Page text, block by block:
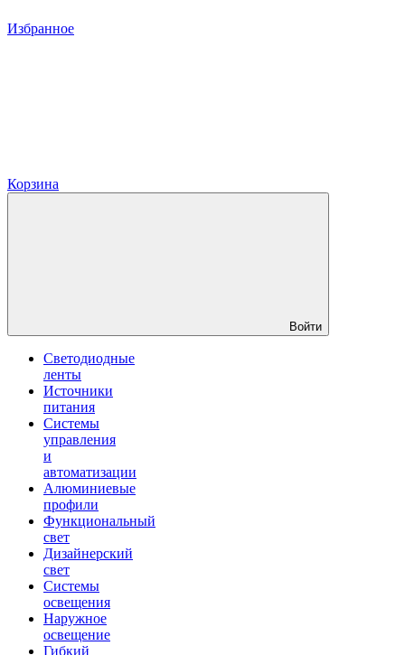
Избранное
Корзина
Войти
Светодиодные
ленты
Источники
питания
Системы
управления
и
автоматизации
Алюминиевые
профили
Функциональный
свет
Дизайнерский
свет
Системы
освещения
Наружное
освещение
Гибкий